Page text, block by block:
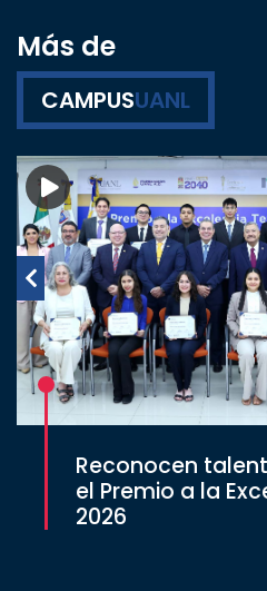
Más de
CAMPUSUANL
Reconocen
el Premio a la
2026